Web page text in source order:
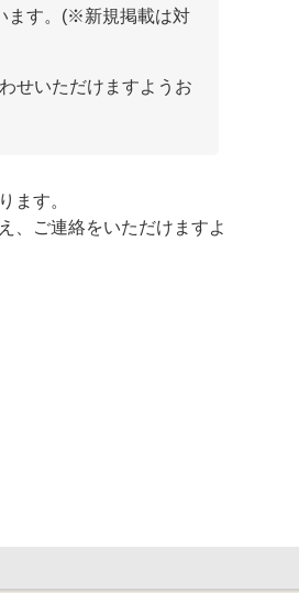
ます。(※新規掲載は対
せいただけますようお
ます。
、ご連絡をいただけますよ